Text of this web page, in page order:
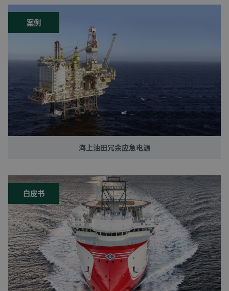
案例
海上油田冗余应急电源
白皮书